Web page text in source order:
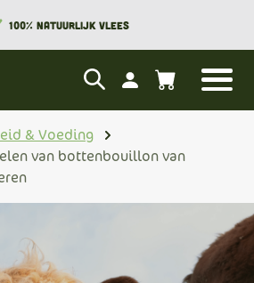
100% NATUURLIJK VLEES
& Voeding
van bottenbouillon van